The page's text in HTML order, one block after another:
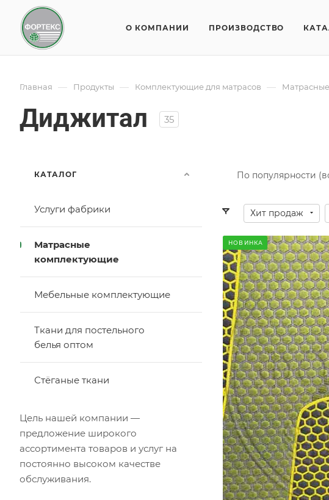
О КОМПАНИИ ПРОИЗВОДСТВО
Главная — Продукты — Комплектующие для матрасов —
Диджитал 35
По популярности
Хит продаж
НОВИНКА
КАТАЛОГ
Услуги фабрики
Матрасные
комплектующие
Мебельные комплектующие
Ткани для постельного
белья оптом
Стёганые ткани
Цель нашей компании —
предложение широкого
ассортимента товаров и услуг на
постоянно высоком качестве
обслуживания.